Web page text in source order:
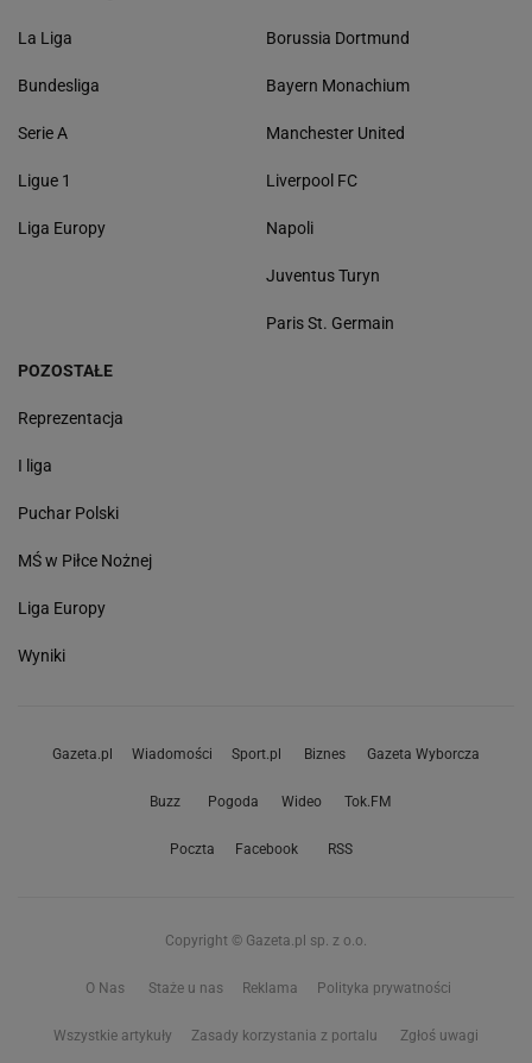
La Liga
Bundesliga
Serie A
Ligue 1
Liga Europy
Borussia Dortmund
Bayern Monachium
Manchester United
Liverpool FC
Napoli
Juventus Turyn
Paris St. Germain
POZOSTAŁE
Reprezentacja
I liga
Puchar Polski
MŚ w Piłce Nożnej
Liga Europy
Wyniki
Gazeta.pl Wiadomości Sport.pl Biznes Gazeta Wyborcza
Buzz Pogoda Wideo Tok.FM
Poczta Facebook RSS
Copyright © Gazeta.pl sp. z o.o.
O Nas Staże u nas Reklama Polityka prywatności
Wszystkie artykuły Zasady korzystania z portalu Zgłoś uwagi